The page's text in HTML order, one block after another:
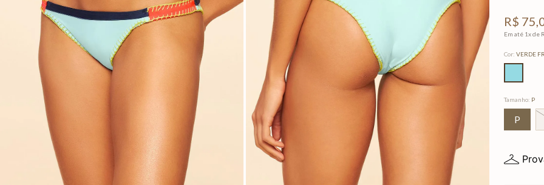
R$ 75,
Em até 1x de
Cor: VERDE
Tamanho: P
P